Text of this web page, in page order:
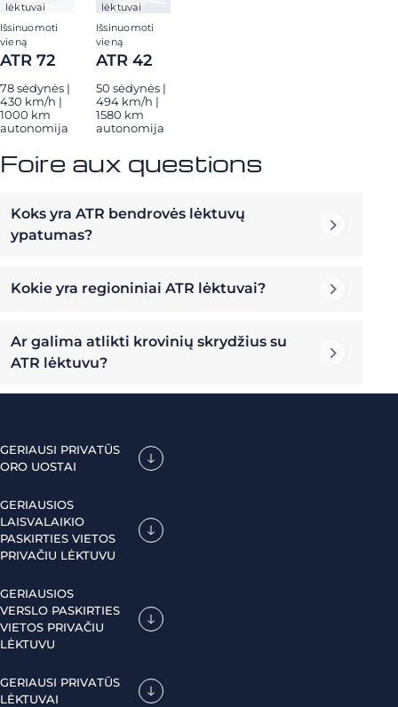
lėktuvai
Išsinuomoti
vieną
ATR 72
78 sėdynės |
430 km/h |
1000 km
autonomija
lėktuvai
Išsinuomoti
vieną
ATR 42
50 sėdynės |
494 km/h |
1580 km
autonomija
Foire aux questions
Koks yra ATR bendrovės lėktuvų
ypatumas?
Kokie yra regioniniai ATR lėktuvai?
Ar galima atlikti krovinių skrydžius su
ATR lėktuvu?
GERIAUSI PRIVATŪS
ORO UOSTAI
GERIAUSIOS
LAISVALAIKIO
PASKIRTIES VIETOS
PRIVAČIU LĖKTUVU
GERIAUSIOS
VERSLO PASKIRTIES
VIETOS PRIVAČIU
LĖKTUVU
GERIAUSI PRIVATŪS
LĖKTUVAI